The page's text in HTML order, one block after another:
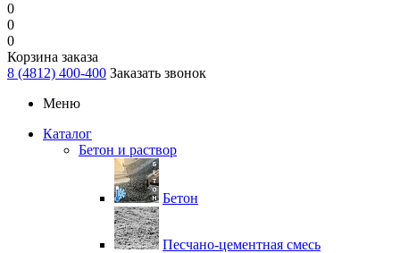
0
0
0
Корзина заказа
8 (4812) 400-400 Заказать звонок
Меню
Каталог
Бетон и раствор
Бетон
Песчано-цементная смесь